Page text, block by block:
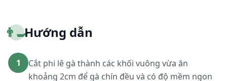
👨‍🍳Hướng dẫn
1
Cắt phi lê gà thành các khối vuông vừa ăn
khoảng 2cm để gà chín đều và có độ mềm ngon